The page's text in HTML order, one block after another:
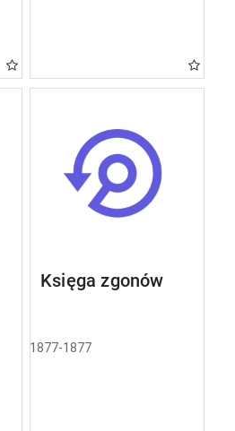
Księga zgonów
1877-1877